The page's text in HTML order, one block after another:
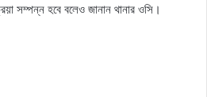
সম্পন্ন হবে বলেও জানান থানার ওসি।